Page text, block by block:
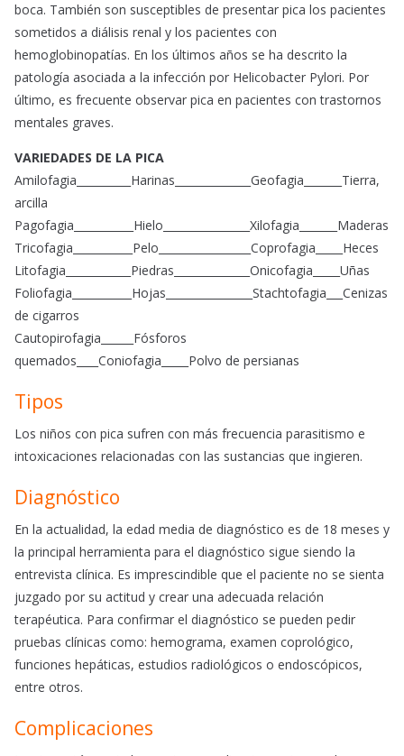
boca. También son susceptibles de presentar pica los pacientes
sometidos a diálisis renal y los pacientes con
hemoglobinopatías. En los últimos años se ha descrito la
patología asociada a la infección por Helicobacter Pylori. Por
último, es frecuente observar pica en pacientes con trastornos
mentales graves.
VARIEDADES DE LA PICA
Amilofagia__________Harinas______________Geofagia_______Tierra,
arcilla
Pagofagia___________Hielo________________Xilofagia_______Maderas
Tricofagia___________Pelo_________________Coprofagia_____Heces
Litofagia____________Piedras______________Onicofagia_____Uñas
Foliofagia___________Hojas________________Stachtofagia___Cenizas
de cigarros
Cautopirofagia______Fósforos
quemados____Coniofagia_____Polvo de persianas
Tipos
Los niños con pica sufren con más frecuencia parasitismo e
intoxicaciones relacionadas con las sustancias que ingieren.
Diagnóstico
En la actualidad, la edad media de diagnóstico es de 18 meses y
la principal herramienta para el diagnóstico sigue siendo la
entrevista clínica. Es imprescindible que el paciente no se sienta
juzgado por su actitud y crear una adecuada relación
terapéutica. Para confirmar el diagnóstico se pueden pedir
pruebas clínicas como: hemograma, examen coprológico,
funciones hepáticas, estudios radiológicos o endoscópicos,
entre otros.
Complicaciones